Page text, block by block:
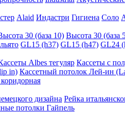
Alaid Индастри Гигиена Соло
30 (база 10) Высота 30 (база
GL15 (h37) GL15 (h47) GL24
Albes тегуляр Кассеты с
in) Кассетный потолок Лей-ин
дизайна Рейка
потолки Гайпель